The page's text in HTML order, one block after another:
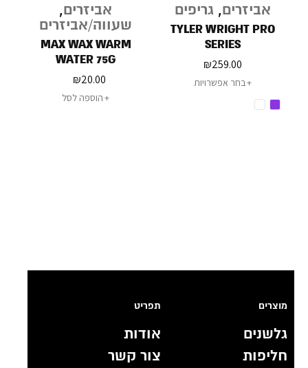
אביזרים, גריפים
TYLER WRIGHT PRO
SERIES
₪259.00
בחר אפשרויות
אביזרים,
שעווה/אביזרים
MAX WAX WARM
WATER 75G
₪20.00
הוספה לסל
מוצרים
גלשנים
חליפות
תפריט
אודות
צור קשר